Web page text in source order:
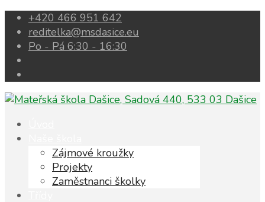
+420 466 951 642
reditelka@msdasice.eu
Po - Pá 6:30 - 16:30
Zájmové kroužky
Projekty
Zaměstnanci školky